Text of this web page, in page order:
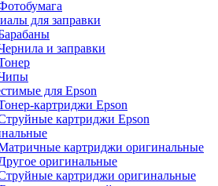
для заправки
и заправки
для Epson
картриджи Epson
картриджи Epson
картриджи оригинальные
оригинальные
картриджи оригинальные